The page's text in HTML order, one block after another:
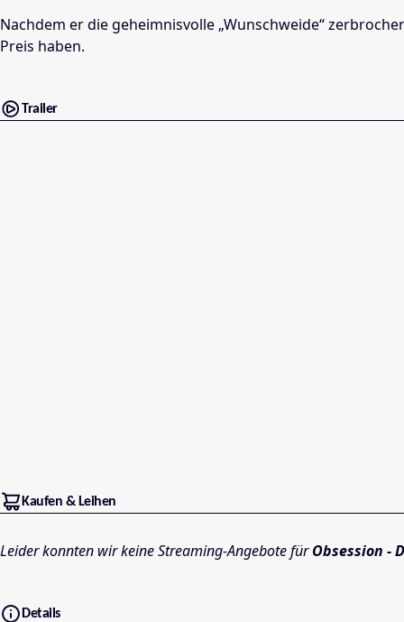
Nachdem er die geheimnisvolle „Wunschweide“
Preis haben.
Trailer
Kaufen & Leihen
Leider konnten wir keine Streaming-Angebote fürObsession -
Details